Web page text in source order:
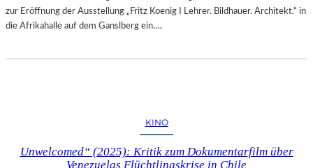
zur Eröffnung der Ausstellung „Fritz Koenig Ι Lehrer. Bildhauer. Architekt.“ in
die Afrikahalle auf dem Ganslberg ein.…
KINO
Unwelcomed“ (2025): Kritik zum Dokumentarfilm über
Venezuelas Flüchtlingskrise in Chile